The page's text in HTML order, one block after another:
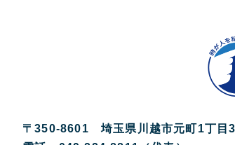
〒350-8601 埼玉県川越市元町1丁目